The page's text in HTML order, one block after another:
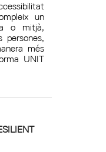
un
o mitjà,
més
UNIT